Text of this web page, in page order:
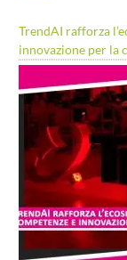
TrendAI rafforza
innovazione per la